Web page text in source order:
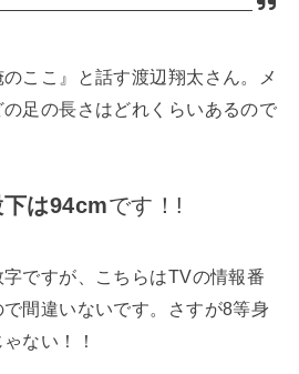
のここ』と話す渡辺翔太さん。メ
足の長さはどれくらいあるので
下は94cmです！!
ですが、こちらはTVの情報番
間違いないです。さすが8等身
ない！！